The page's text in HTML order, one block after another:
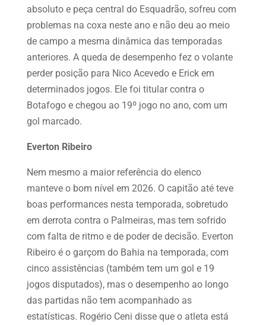
absoluto e peça central do Esquadrão, sofreu com
problemas na coxa neste ano e não deu ao meio
de campo a mesma dinâmica das temporadas
anteriores. A queda de desempenho fez o volante
perder posição para Nico Acevedo e Erick em
determinados jogos. Ele foi titular contra o
Botafogo e chegou ao 19º jogo no ano, com um
gol marcado.
Everton Ribeiro
Nem mesmo a maior referência do elenco
manteve o bom nível em 2026. O capitão até teve
boas performances nesta temporada, sobretudo
em derrota contra o Palmeiras, mas tem sofrido
com falta de ritmo e de poder de decisão. Everton
Ribeiro é o garçom do Bahia na temporada, com
cinco assistências (também tem um gol e 19
jogos disputados), mas o desempenho ao longo
das partidas não tem acompanhado as
estatísticas. Rogério Ceni disse que o atleta está